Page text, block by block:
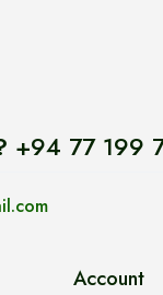
+94 77 199
Account